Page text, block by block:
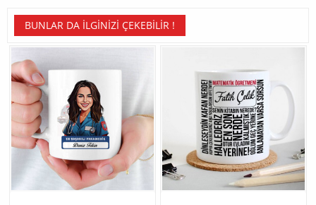
BUNLAR DA İLGINIZI ÇEKEBILIR !